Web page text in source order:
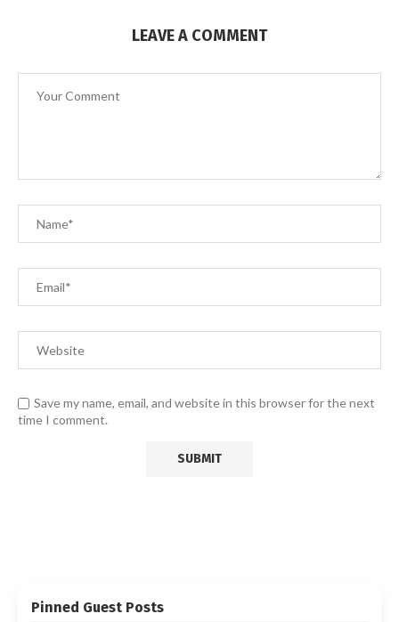
LEAVE A COMMENT
Save my name, email, and website in this browser for the next
time I comment.
Pinned Guest Posts